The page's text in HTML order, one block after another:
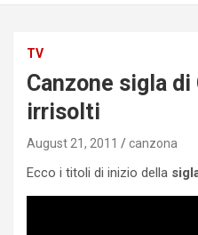
TV
Canzone sigla
irrisolti
August 21, 2011 canzona
Ecco i titoli di inizio della